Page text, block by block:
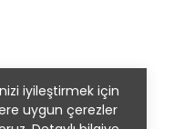
iyileştirmek için
uygun çerezler